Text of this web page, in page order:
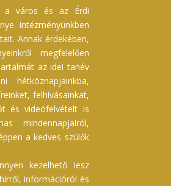
a város és az Érdi
Intézményünkben
Annak érdekében,
megfelelően
az idei tanév
hétköznapjainkba,
felhívásainkat,
és videófelvételt is
mindennapjairól,
a kedves szülők
kezelhető lesz
információról és